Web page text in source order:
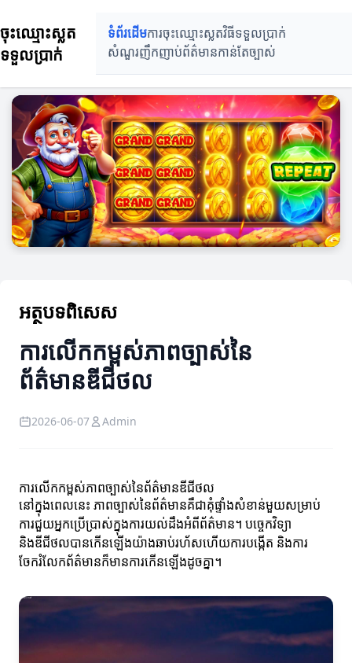
ចុះឈ្មោះស្លត
ទទួលប្រាក់
ទំព័រដើមការចុះឈ្មោះស្លតវិធីទទួលប្រាក់
សំណួរញឹកញាប់ព័ត៌មានកាន់តែច្បាស់
អត្ថបទពិសេស
ការលើកកម្ពស់ភាពច្បាស់នៃ
ព័ត៌មានឌីជីថល
2026-06-07 Admin
ការលើកកម្ពស់ភាពច្បាស់នៃព័ត៌មានឌីជីថល
នៅក្នុងពេលនេះ ភាពច្បាស់នៃព័ត៌មានគឺជាគុំផ្ទាំងសំខាន់មួយសម្រាប់
ការជួយអ្នកប្រើប្រាស់ក្នុងការយល់ដឹងអំពីព័ត៌មាន។ បច្ចេកវិទ្យា
និងឌីជីថលបានកើនឡើងយ៉ាងឆាប់រហ័សហើយការបង្កើត និងការ
ចែករំលែកព័ត៌មានក៏មានការកើនឡើងដូចគ្នា។